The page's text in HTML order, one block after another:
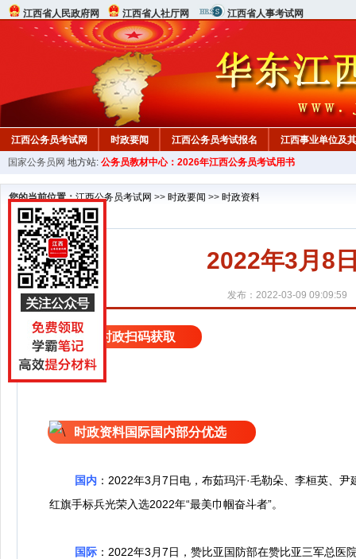
江西省人民政府网 江西省人社厅网 江西省人事考试网
江西公务员考试网 时政要闻 江西公务员考试报名 江西事业单位及
行测真题 在线咨询 教材中心
国家公务员网 地方站: 公务员教材中心：2026年江西公务员考试用书
您的当前位置：江西公务员考试网 >> 时政要闻 >> 时政资料
2022年3月8
发布：2022-03-09 09:09:59
更多时政扫码获取
时政资料国际国内部分优选
国内 ：2022年3月7日电，布茹玛汗·毛勒朵、李桓英、
红旗手标兵光荣入选2022年“最美巾帼奋斗者”。
国际 ：2022年3月7日，赞比亚国防部在赞比亚三军总